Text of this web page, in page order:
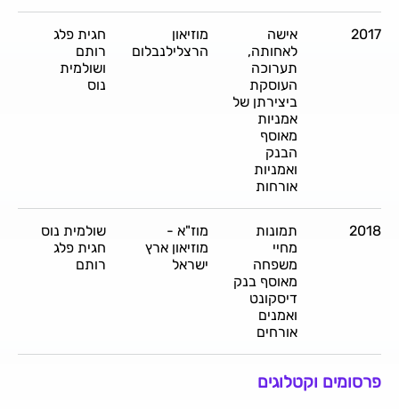
2017
אישה
לאחותה,
תערוכה
העוסקת
ביצירתן של
אמניות
מאוסף
הבנק
ואמניות
אורחות
מוזיאון
הרצלילנבלום
חגית פלג
רותם
ושולמית
נוס
2018
תמונות
מחיי
משפחה
מאוסף בנק
דיסקונט
ואמנים
אורחים
מוז"א -
מוזיאון ארץ
ישראל
שולמית נוס
חגית פלג
רותם
פרסומים וקטלוגים